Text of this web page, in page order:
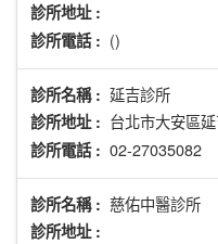
診所地址 :
診所電話 : ()
診所名稱 : 延吉診所
診所地址 : 台北市大安區
診所電話 : 02-27035082
診所名稱 : 慈佑中醫診所
診所地址 :